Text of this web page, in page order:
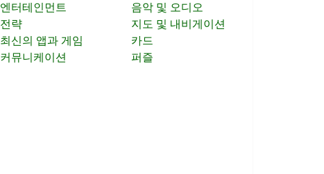
엔터테인먼트
음악 및 오디오
전략
지도 및 내비게이션
최신의 앱과 게임
카드
커뮤니케이션
퍼즐